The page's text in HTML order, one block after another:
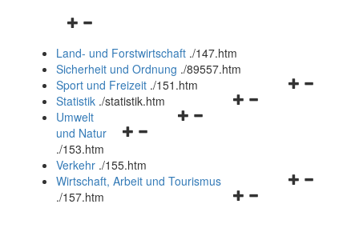
Navigationsmenü
und
schließen
Land- und Forstwirtschaft ./147.htm
Sicherheit und Ordnung ./89557.htm
Navigationsmenü
Sport und Freizeit ./151.htm
Navigationsmenü
Statistik ./statistik.htm
Navigationsmenü
und
schließen
Umwelt
und Natur
./153.htm
Verkehr ./155.htm
Navigationsmenü
Wirtschaft, Arbeit und Tourismus
./157.htm